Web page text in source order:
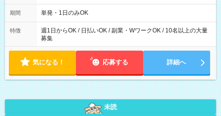
～21：00
期間 単発・1日のみOK
特徴
週1日からOK / 日払いOK / 副業・WワークOK / 10名以上の大量
募集
気になる！ 応募する 詳細へ
未読